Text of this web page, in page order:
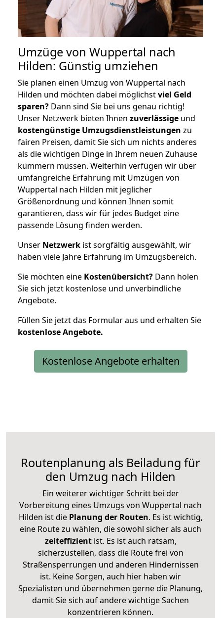
Umzüge von Wuppertal nach
Hilden: Günstig umziehen
Sie planen einen Umzug von Wuppertal nach
Hilden und möchten dabei möglichstviel Geld
sparen? Dann sind Sie bei uns genau richtig!
Unser Netzwerk bieten Ihnen zuverlässige und
kostengünstige Umzugsdienstleistungen zu
fairen Preisen, damit Sie sich um nichts anderes
als die wichtigen Dinge in Ihrem neuen Zuhause
kümmern müssen. Weiterhin verfügen wir über
umfangreiche Erfahrung mit Umzügen von
Wuppertal nach Hilden mit jeglicher
Größenordnung und können Ihnen somit
garantieren, dass wir für jedes Budget eine
passende Lösung finden werden.
Unser Netzwerk ist sorgfältig ausgewählt, wir
haben viele Jahre Erfahrung im Umzugsbereich.
Sie möchten eine Kostenübersicht? Dann holen
Sie sich jetzt kostenlose und unverbindliche
Angebote.
Füllen Sie jetzt das Formular aus und erhalten Sie
kostenloseAngebote.
Kostenlose Angebote erhalten
Routenplanung als Beiladung für
den Umzug nach Hilden
Ein weiterer wichtiger Schritt bei der
Vorbereitung eines Umzugs von Wuppertal nach
Hilden ist diePlanung der Routen. Es ist wichtig,
eine Route zu wählen, die sowohl sicher als auch
zeiteffizientist. Es ist auch ratsam,
sicherzustellen, dass die Route frei von
Straßensperrungen und anderen Hindernissen
ist. Keine Sorgen, auch hier haben wir
Spezialisten und übernehmen gerne die Planung,
damit Sie sich auf andere wichtige Sachen
konzentrieren können.